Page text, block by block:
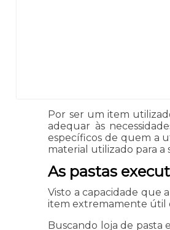
Por ser um item
adequar às
específicos de quem a
material utilizado para a
As pastas
Visto a capacidade que
item extremamente útil
Buscando loja de pasta